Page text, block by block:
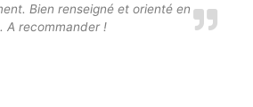
Bien renseigné et orienté en
A recommander !